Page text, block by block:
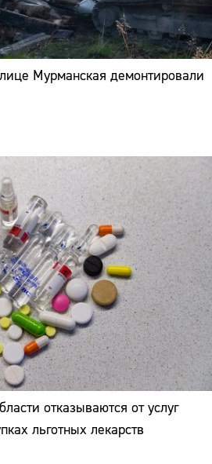
Мурманская демонтировали
отказываются от услуг
льготных лекарств